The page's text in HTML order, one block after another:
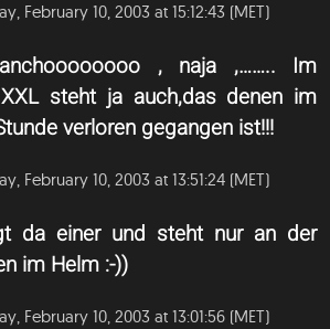
February 10, 2003 at 15:12:43 (MET)
, naja ,…….. Im
steht ja auch,das denen im
verloren gegangen ist!!!
February 10, 2003 at 13:51:24 (MET)
da einer und steht nur an der
im Helm :-))
February 10, 2003 at 13:01:56 (MET)